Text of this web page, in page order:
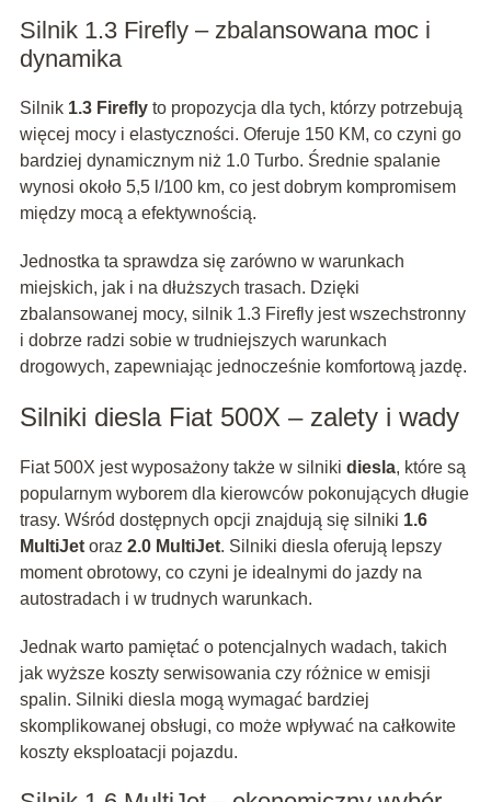
Silnik 1.3 Firefly – zbalansowana moc i
dynamika
Silnik 1.3 Fireflyto propozycja dla tych, którzy potrzebują
więcej mocy i elastyczności. Oferuje 150 KM, co czyni go
bardziej dynamicznym niż 1.0 Turbo. Średnie spalanie
wynosi około 5,5 l/100 km, co jest dobrym kompromisem
między mocą a efektywnością.
Jednostka ta sprawdza się zarówno w warunkach
miejskich, jak i na dłuższych trasach. Dzięki
zbalansowanej mocy, silnik 1.3 Firefly jest wszechstronny
i dobrze radzi sobie w trudniejszych warunkach
drogowych, zapewniając jednocześnie komfortową jazdę.
Silniki diesla Fiat 500X – zalety i wady
Fiat 500X jest wyposażony także w silniki diesla, które są
popularnym wyborem dla kierowców pokonujących długie
trasy. Wśród dostępnych opcji znajdują się silniki 1.6
MultiJetoraz 2.0 MultiJet. Silniki diesla oferują lepszy
moment obrotowy, co czyni je idealnymi do jazdy na
autostradach i w trudnych warunkach.
Jednak warto pamiętać o potencjalnych wadach, takich
jak wyższe koszty serwisowania czy różnice w emisji
spalin. Silniki diesla mogą wymagać bardziej
skomplikowanej obsługi, co może wpływać na całkowite
koszty eksploatacji pojazdu.